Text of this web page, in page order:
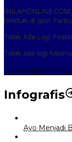
terletak di jalur
Tidak Ada Lagi
Tidak ada lagi
Lihat Selengkapnya
Infografis
Ayo Menjadi